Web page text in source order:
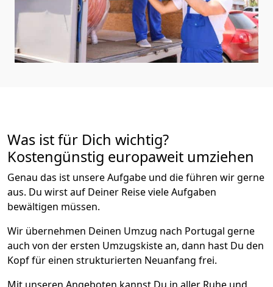
Was ist für Dich wichtig?
Kostengünstig europaweit umziehen
Genau das ist unsere Aufgabe und die führen wir gerne
aus. Du wirst auf Deiner Reise viele Aufgaben
bewältigen müssen.
Wir übernehmen Deinen Umzug nach Portugal gerne
auch von der ersten Umzugskiste an, dann hast Du den
Kopf für einen strukturierten Neuanfang frei.
Mit unseren Angeboten kannst Du in aller Ruhe und